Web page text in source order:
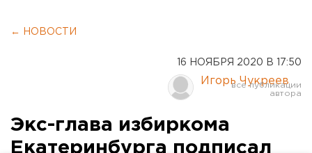
← НОВОСТИ
16 НОЯБРЯ 2020 В 17:50
Игорь Чукреев
Экс-глава избиркома
Екатеринбурга подписал